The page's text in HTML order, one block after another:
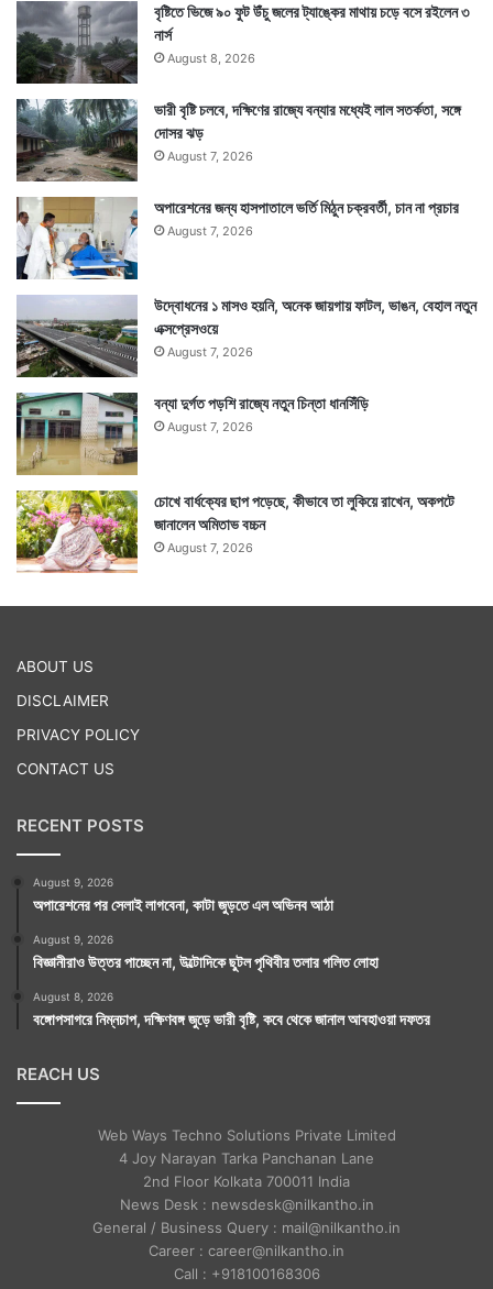
বৃষ্টিতে ভিজে ৯০ ফুট উঁচু জলের ট্যাঙ্কের মাথায় চড়ে বসে রইলেন ৩
নার্স
August 8, 2026
ভারী বৃষ্টি চলবে, দক্ষিণের রাজ্যে বন্যার মধ্যেই লাল সতর্কতা, সঙ্গে
দোসর ঝড়
August 7, 2026
অপারেশনের জন্য হাসপাতালে ভর্তি মিঠুন চক্রবর্তী, চান না প্রচার
August 7, 2026
উদ্বোধনের ১ মাসও হয়নি, অনেক জায়গায় ফাটল, ভাঙন, বেহাল নতুন
এক্সপ্রেসওয়ে
August 7, 2026
বন্যা দুর্গত পড়শি রাজ্যে নতুন চিন্তা ধানসিঁড়ি
August 7, 2026
চোখে বার্ধক্যের ছাপ পড়েছে, কীভাবে তা লুকিয়ে রাখেন, অকপটে
জানালেন অমিতাভ বচ্চন
August 7, 2026
ABOUT US
DISCLAIMER
PRIVACY POLICY
CONTACT US
RECENT POSTS
August 9, 2026
অপারেশনের পর সেলাই লাগবেনা, কাটা জুড়তে এল অভিনব আঠা
August 9, 2026
বিজ্ঞানীরাও উত্তর পাচ্ছেন না, উল্টোদিকে ছুটল পৃথিবীর তলার গলিত লোহা
August 8, 2026
বঙ্গোপসাগরে নিম্নচাপ, দক্ষিণবঙ্গ জুড়ে ভারী বৃষ্টি, কবে থেকে জানাল আবহাওয়া দফতর
REACH US
Web Ways Techno Solutions Private Limited
4 Joy Narayan Tarka Panchanan Lane
2nd Floor Kolkata 700011 India
News Desk : newsdesk@nilkantho.in
General / Business Query : mail@nilkantho.in
Career : career@nilkantho.in
Call : +918100168306